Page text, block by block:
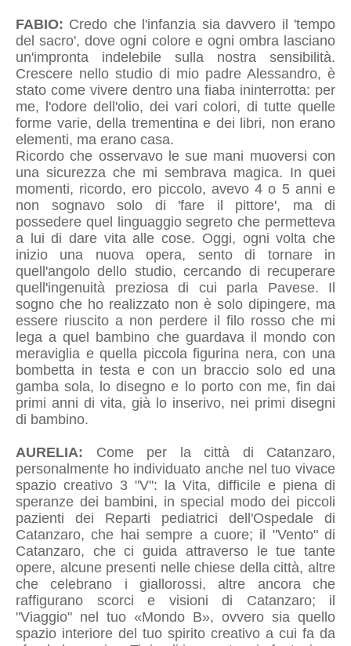
FABIO: Credo che l'infanzia sia davvero il 'tempo
del sacro', dove ogni colore e ogni ombra lasciano
un'impronta indelebile sulla nostra sensibilità.
Crescere nello studio di mio padre Alessandro, è
stato come vivere dentro una fiaba ininterrotta: per
me, l'odore dell'olio, dei vari colori, di tutte quelle
forme varie, della trementina e dei libri, non erano
elementi, ma erano casa.
Ricordo che osservavo le sue mani muoversi con
una sicurezza che mi sembrava magica. In quei
momenti, ricordo, ero piccolo, avevo 4 o 5 anni e
non sognavo solo di 'fare il pittore', ma di
possedere quel linguaggio segreto che permetteva
a lui di dare vita alle cose. Oggi, ogni volta che
inizio una nuova opera, sento di tornare in
quell'angolo dello studio, cercando di recuperare
quell'ingenuità preziosa di cui parla Pavese. Il
sogno che ho realizzato non è solo dipingere, ma
essere riuscito a non perdere il filo rosso che mi
lega a quel bambino che guardava il mondo con
meraviglia e quella piccola figurina nera, con una
bombetta in testa e con un braccio solo ed una
gamba sola, lo disegno e lo porto con me, fin dai
primi anni di vita, già lo inserivo, nei primi disegni
di bambino.
AURELIA: Come per la città di Catanzaro,
personalmente ho individuato anche nel tuo vivace
spazio creativo 3 "V": la Vita, difficile e piena di
speranze dei bambini, in special modo dei piccoli
pazienti dei Reparti pediatrici dell'Ospedale di
Catanzaro, che hai sempre a cuore; il "Vento" di
Catanzaro, che ci guida attraverso le tue tante
opere, alcune presenti nelle chiese della città, altre
che celebrano i giallorossi, altre ancora che
raffigurano scorci e visioni di Catanzaro; il
"Viaggio" nel tuo «Mondo B», ovvero sia quello
spazio interiore del tuo spirito creativo a cui fa da